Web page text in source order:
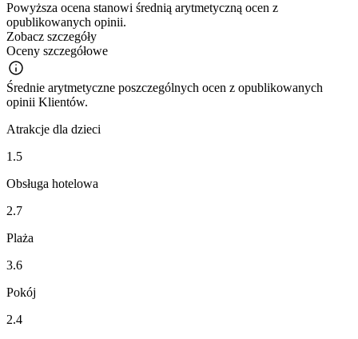
Powyższa ocena stanowi średnią arytmetyczną ocen z
opublikowanych opinii.
Zobacz szczegóły
Oceny szczegółowe
Średnie arytmetyczne poszczególnych ocen z opublikowanych
opinii Klientów.
Atrakcje dla dzieci
1.5
Obsługa hotelowa
2.7
Plaża
3.6
Pokój
2.4